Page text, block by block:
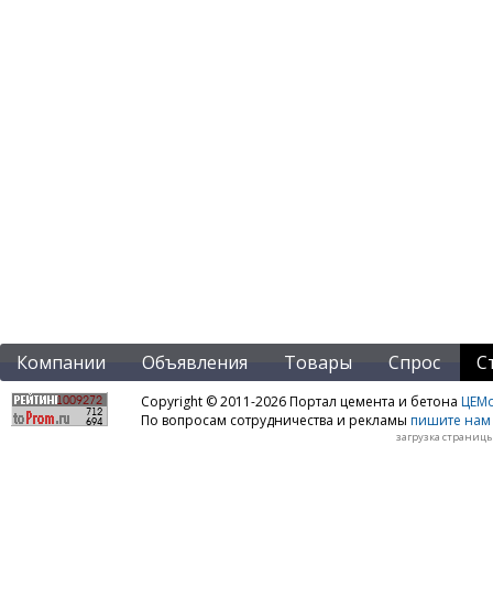
Компании Объявления Товары Спрос
Copyright © 2011-2026 Портал цемента и бетона
По вопросам сотрудничества и рекламы пишите нам
загрузка